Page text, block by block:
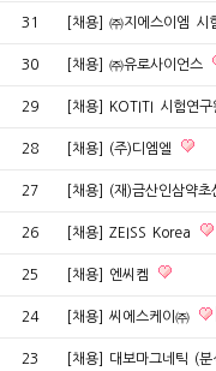
31 [채용] ㈜지에스이엠 시
30 [채용] ㈜유로사이언스
29 [채용] KOTITI 시험연구
28 [채용] (주)디엠엘
27 [채용] (재)금산인삼약초
26 [채용] ZEISS Korea
25 [채용] 엔씨켐
24 [채용] 씨에스케이㈜
23 [채용] 대보마그네틱 (분